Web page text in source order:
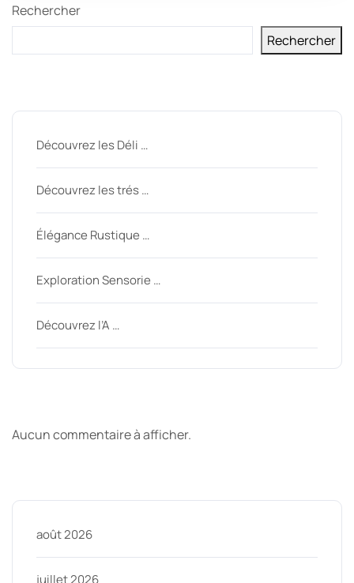
Rechercher
Rechercher
Découvrez les Déli …
Découvrez les trés …
Élégance Rustique …
Exploration Sensorie …
Découvrez l’A …
Aucun commentaire à afficher.
août 2026
juillet 2026